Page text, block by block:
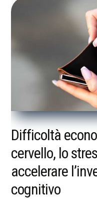
Difficoltà
cervello, lo
accelerare
cognitivo